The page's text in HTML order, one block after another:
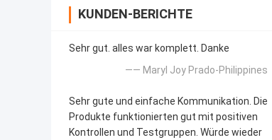
KUNDEN-BERICHTE
Sehr gut. alles war komplett. Danke
—— Maryl Joy Prado-Philippines
Sehr gute und einfache Kommunikation. Die
Produkte funktionierten gut mit positiven
Kontrollen und Testgruppen. Würde wieder